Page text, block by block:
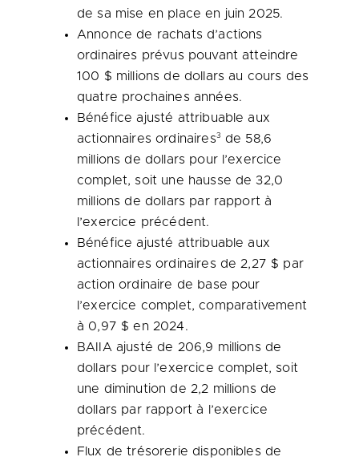
de sa mise en place en juin 2025.
Annonce de rachats d’actions
ordinaires prévus pouvant atteindre
100 $ millions de dollars au cours des
quatre prochaines années.
Bénéfice ajusté attribuable aux
actionnaires ordinaires3 de 58,6
millions de dollars pour l’exercice
complet, soit une hausse de 32,0
millions de dollars par rapport à
l’exercice précédent.
Bénéfice ajusté attribuable aux
actionnaires ordinaires de 2,27 $ par
action ordinaire de base pour
l’exercice complet, comparativement
à 0,97 $ en 2024.
BAIIA ajusté de 206,9 millions de
dollars pour l’exercice complet, soit
une diminution de 2,2 millions de
dollars par rapport à l’exercice
précédent.
Flux de trésorerie disponibles de